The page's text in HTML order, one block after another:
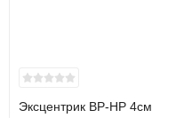
Эксцентрик ВР-НР 4см